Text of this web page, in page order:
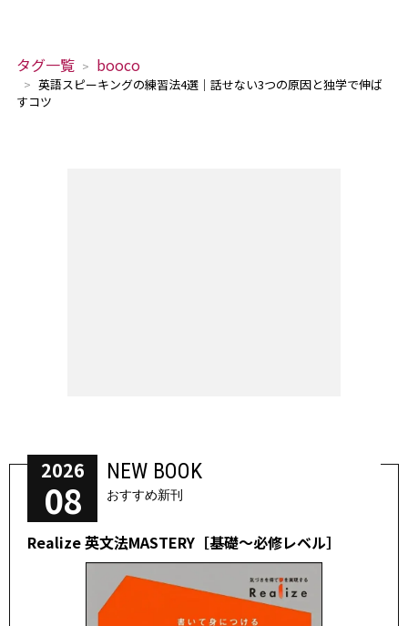
タグ一覧 booco
英語スピーキングの練習法4選｜話せない3つの原因と独学で伸ば
すコツ
2026
08
NEW BOOK
おすすめ新刊
Realize 英文法MASTERY［基礎～必修レベル］